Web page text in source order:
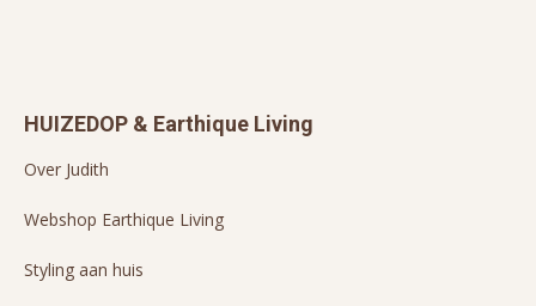
HUIZEDOP & Earthique Living
Over Judith
Webshop Earthique Living
Styling aan huis